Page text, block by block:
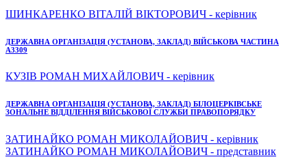
ШИНКАРЕНКО ВІТАЛІЙ ВІКТОРОВИЧ - керівник
ДЕРЖАВНА ОРГАНІЗАЦІЯ (УСТАНОВА, ЗАКЛАД) ВІЙСЬКОВА ЧАСТИНА
А3309
КУЗІВ РОМАН МИХАЙЛОВИЧ - керівник
ДЕРЖАВНА ОРГАНІЗАЦІЯ (УСТАНОВА, ЗАКЛАД) БІЛОЦЕРКІВСЬКЕ
ЗОНАЛЬНЕ ВІДДІЛЕННЯ ВІЙСЬКОВОЇ СЛУЖБИ ПРАВОПОРЯДКУ
ЗАТИНАЙКО РОМАН МИКОЛАЙОВИЧ - керівник
ЗАТИНАЙКО РОМАН МИКОЛАЙОВИЧ - представник